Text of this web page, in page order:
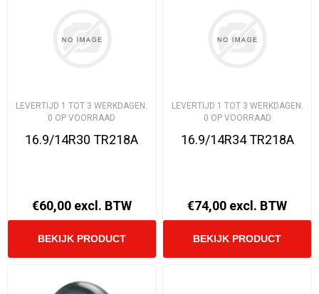
LEVERTIJD 1 TOT 3 WERKDAGEN.
0 OP VOORRAAD
16.9/14R30 TR218A
€60,00 excl. BTW
LEVERTIJD 1 TOT 3 WERKDAGEN.
0 OP VOORRAAD
16.9/14R34 TR218A
€74,00 excl. BTW